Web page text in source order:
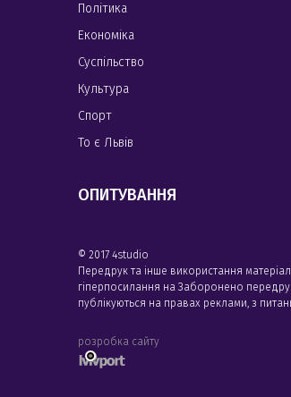
Політика
Економіка
Суспільство
Культура
Спорт
То є Львів
ОПИТУВАННЯ
© 2017 4studio
Передрук та інше використання
гіперпосилання на Заборонено
публікуються на правах реклами, з
розробка сайту